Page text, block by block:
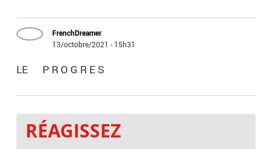
FrenchDreamer
13/octobre/2021 - 15h31
LE P R O G R E S
RÉAGISSEZ